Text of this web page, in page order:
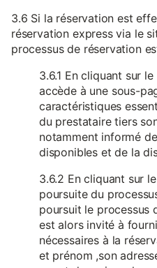
3.6 Si la réservation est
réservation express via le
processus de réservation
3.6.1 En cliquant sur
accède à une sous-
caractéristiques
du prestataire tiers
notamment informé
disponibles et de la
3.6.2 En cliquant sur
poursuite du
poursuit le processus
est alors invité à
nécessaires à la
et prénom ,son